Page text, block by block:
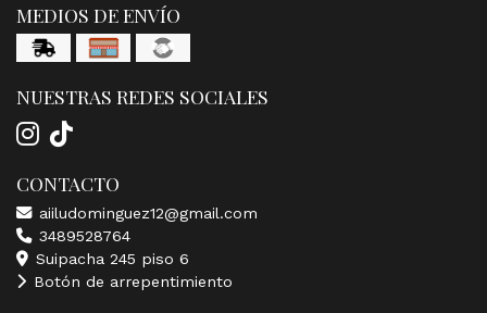
MEDIOS DE ENVÍO
NUESTRAS REDES SOCIALES
CONTACTO
aiiludominguez12@gmail.com
3489528764
Suipacha 245 piso 6
Botón de arrepentimiento